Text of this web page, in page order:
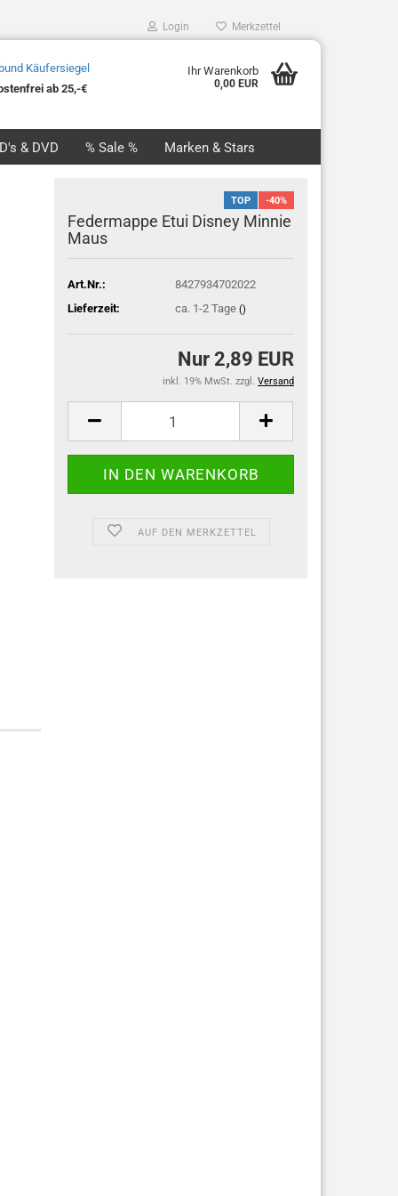
Login Merkzettel
ab 25,-€
Ihr Warenkorb
0,00 EUR
& DVD % Sale % Marken & Stars
TOP -40%
Federmappe Etui Disney Minnie
Maus
Art.Nr.:
8427934702022
Lieferzeit:
ca. 1-2 Tage()
Nur 2,89 EUR
inkl. 19% MwSt. zzgl. Versand
AUF DEN MERKZETTEL